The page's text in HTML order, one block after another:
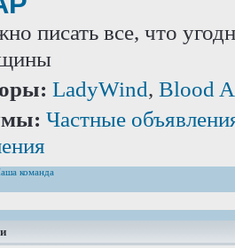
писать все, что
LadyWind, Blood
Частные
команда